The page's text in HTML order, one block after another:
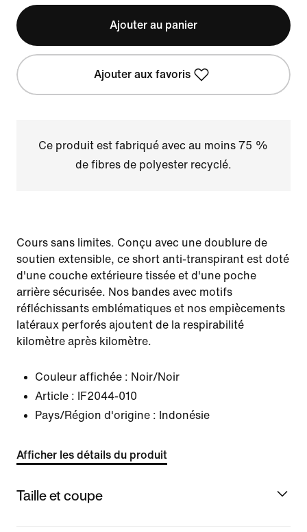
Ajouter au panier
Ajouter aux favoris
Ce produit est fabriqué avec au moins 75 %
de fibres de polyester recyclé.
Cours sans limites. Conçu avec une doublure de
soutien extensible, ce short anti-transpirant est doté
d'une couche extérieure tissée et d'une poche
arrière sécurisée. Nos bandes avec motifs
réfléchissants emblématiques et nos empiècements
latéraux perforés ajoutent de la respirabilité
kilomètre après kilomètre.
Couleur affichée : Noir/Noir
Article :
IF2044-010
Pays/Région d'origine : Indonésie
Afficher les détails du produit
Taille et coupe